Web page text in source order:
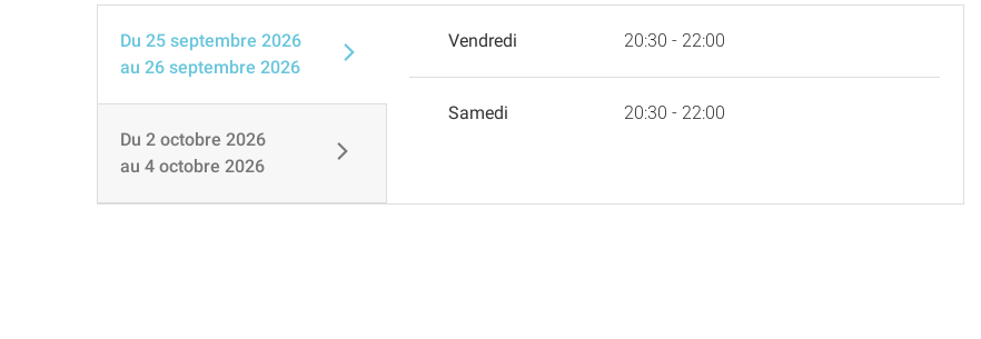
Du 25 septembre 2026
au 26 septembre 2026
Du 2 octobre 2026
au 4 octobre 2026
Vendredi 20:30 - 22:00
Samedi 20:30 - 22:00